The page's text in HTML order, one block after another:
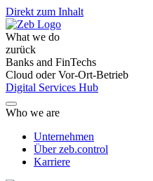
Direkt zum Inhalt
What we do
zurück
Banks and FinTechs
Cloud oder Vor-Ort-Betrieb
Digital Services Hub
Who we are
Unternehmen
Über zeb.control
Karriere